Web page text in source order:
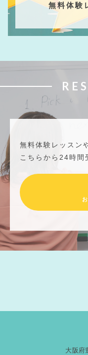
無料体験
無料体験レッスン
こちらから24時間
大阪府